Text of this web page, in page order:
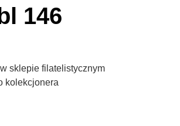
146
sklepie filatelistycznym
kolekcjonera